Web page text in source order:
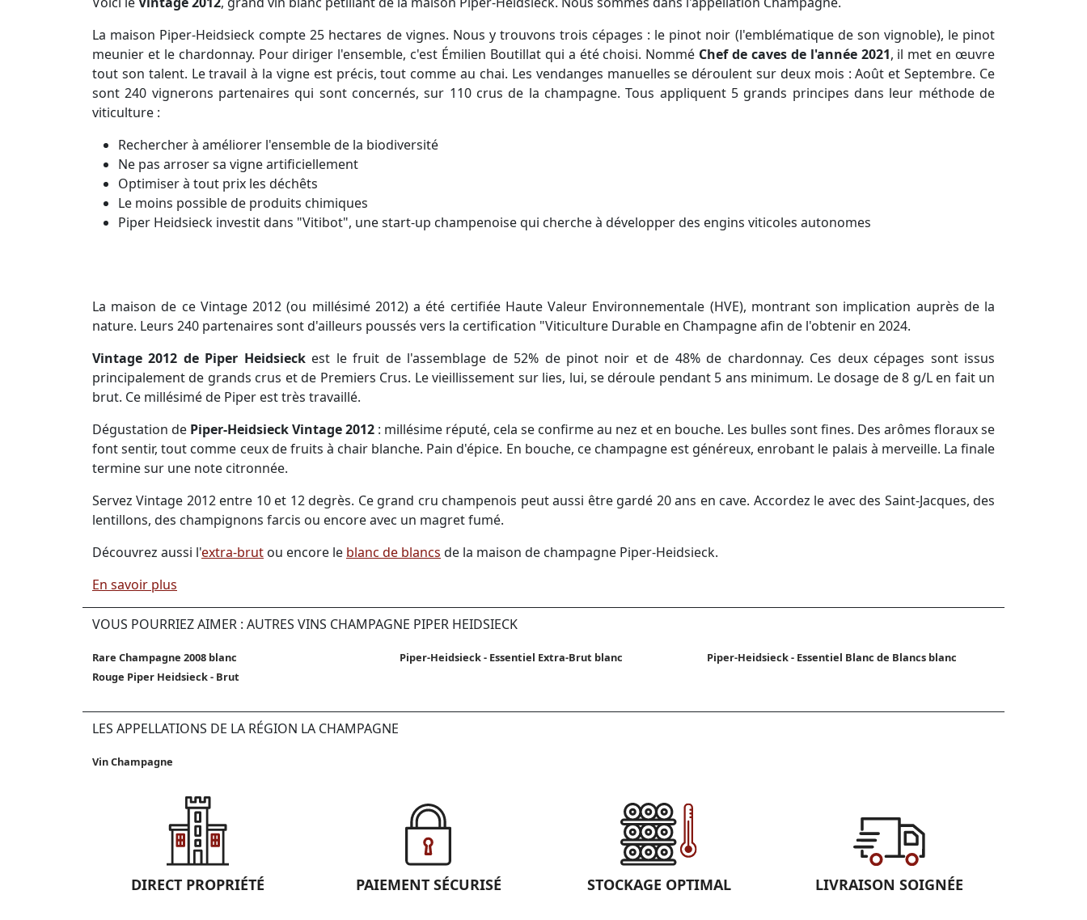
La maison Piper-Heidsieck compte 25 hectares de vignes. Nous y trouvons trois cépages : le pinot noir (l'emblématique de son vignoble), le pinot
meunier et le chardonnay. Pour diriger l'ensemble, c'est Émilien Boutillat qui a été choisi. Nommé Chef de caves de l'année 2021, il met en œuvre
tout son talent. Le travail à la vigne est précis, tout comme au chai. Les vendanges manuelles se déroulent sur deux mois : Août et Septembre. Ce
sont 240 vignerons partenaires qui sont concernés, sur 110 crus de la champagne. Tous appliquent 5 grands principes dans leur méthode de
viticulture :
Rechercher à améliorer l'ensemble de la biodiversité
Ne pas arroser sa vigne artificiellement
Optimiser à tout prix les déchêts
Le moins possible de produits chimiques
Piper Heidsieck investit dans "Vitibot", une start-up champenoise qui cherche à développer des engins viticoles autonomes
La maison de ce Vintage 2012 (ou millésimé 2012) a été certifiée Haute Valeur Environnementale (HVE), montrant son implication auprès de la
nature. Leurs 240 partenaires sont d'ailleurs poussés vers la certification "Viticulture Durable en Champagne afin de l'obtenir en 2024.
Vintage 2012 de Piper Heidsieck est le fruit de l'assemblage de 52% de pinot noir et de 48% de chardonnay. Ces deux cépages sont issus
principalement de grands crus et de Premiers Crus. Le vieillissement sur lies, lui, se déroule pendant 5 ans minimum. Le dosage de 8 g/L en fait un
brut. Ce millésimé de Piper est très travaillé.
Dégustation de Piper-Heidsieck Vintage 2012 : millésime réputé, cela se confirme au nez et en bouche. Les bulles sont fines. Des arômes floraux se
font sentir, tout comme ceux de fruits à chair blanche. Pain d'épice. En bouche, ce champagne est généreux, enrobant le palais à merveille. La finale
termine sur une note citronnée.
Servez Vintage 2012 entre 10 et 12 degrès. Ce grand cru champenois peut aussi être gardé 20 ans en cave. Accordez le avec des Saint-Jacques, des
lentillons, des champignons farcis ou encore avec un magret fumé.
Découvrez aussi l'extra-brut ou encore le blanc de blancs de la maison de champagne Piper-Heidsieck.
En savoir plus
VOUS POURRIEZ AIMER : AUTRES VINS CHAMPAGNE PIPER HEIDSIECK
Rare Champagne 2008 blanc Piper-Heidsieck - Essentiel Extra-Brut blanc
Piper-Heidsieck - Essentiel Blanc de Blancs blanc
Rouge Piper Heidsieck - Brut
LES APPELLATIONS DE LA RÉGION LA CHAMPAGNE
Vin Champagne
DIRECT PROPRIÉTÉ PAIEMENT SÉCURISÉ STOCKAGE OPTIMAL LIVRAISON SOIGNÉE